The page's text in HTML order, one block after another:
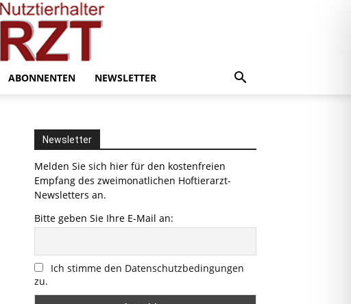
ABONNENTEN NEWSLETTER
Newsletter
Melden Sie sich hier für den kostenfreien
Empfang des zweimonatlichen Hoftierarzt-
Newsletters an.
Bitte geben Sie Ihre E-Mail an:
Ich stimme den Datenschutzbedingungen
zu.